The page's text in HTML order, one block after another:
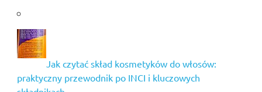
Jak czytać skład kosmetyków do włosów:
praktyczny przewodnik po INCI i kluczowych